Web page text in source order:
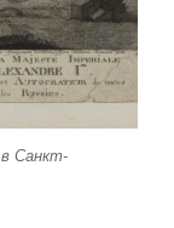
Санкт-